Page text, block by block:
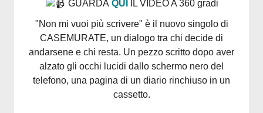
GUARDA QUI IL VIDEO A 360 gradi
"Non mi vuoi più scrivere" è il nuovo singolo di
CASEMURATE, un dialogo tra chi decide di
andarsene e chi resta. Un pezzo scritto dopo aver
alzato gli occhi lucidi dallo schermo nero del
telefono, una pagina di un diario rinchiuso in un
cassetto.